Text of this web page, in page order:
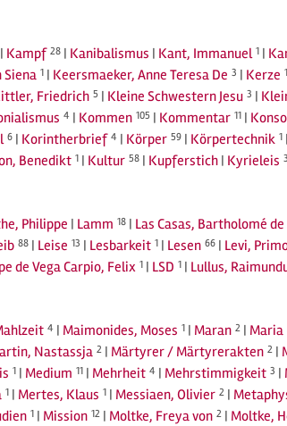
| Kampf 28 | Kanibalismus | Kant, Immanuel 1 |
Siena 1 | Keersmaeker, Anne Teresa De 3 | Kerze
Friedrich 5 | Kleine Schwestern Jesu 3 |
4 | Kommen 105 | Kommentar 11 |
6 | Korintherbrief 4 | Körper 59 | Körpertechnik 1 |
Benedikt 1 | Kultur 58 | Kupferstich | Kyrieleis 3
Philippe | Lamm 18 | Las Casas, Bartholomé de
88 | Leise 13 | Lesbarkeit 1 | Lesen 66 | Levi,
de Vega Carpio, Felix 1 | LSD 1 | Lullus,
4 | Maimonides, Moses 1 | Maran 2 | Maria
Nastassja 2 | Märtyrer / Märtyrerakten 2 |
1 | Medium 11 | Mehrheit 4 | Mehrstimmigkeit 3 |
1 | Mertes, Klaus 1 | Messiaen, Olivier 2 |
1 | Mission 12 | Moltke, Freya von 2 | Moltke,